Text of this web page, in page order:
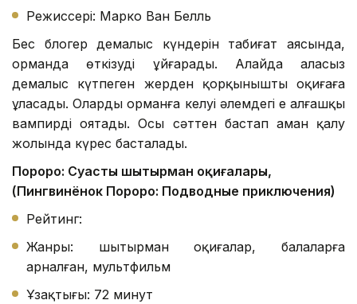
Режиссері: Марко Ван Белль
Бес блогер демалыс күндерін табиғат аясында,
орманда өткізуді ұйғарады. Алайда алаңсыз
демалыс күтпеген жерден қорқынышты оқиғаға
ұласады. Олардың орманға келуі әлемдегі ең алғашқы
вампирді оятады. Осы сәттен бастап аман қалу
жолында күрес басталады.
Пороро: Суасты шытырман оқиғалары,
(Пингвинёнок Пороро: Подводные приключения)
Рейтинг:
Жанры: шытырман оқиғалар, балаларға
арналған, мультфильм
Ұзақтығы: 72 минут